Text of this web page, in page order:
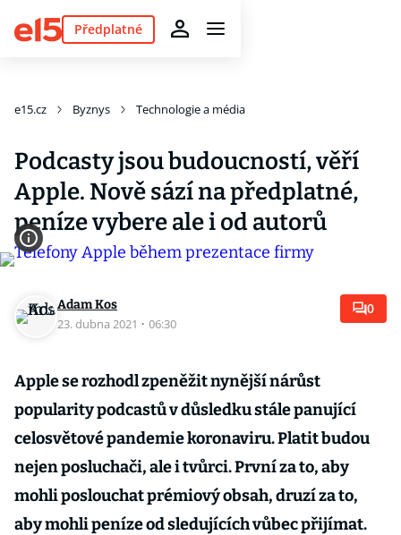
Předplatné
e15.cz Byznys Technologie a média
Podcasty jsou budoucností, věří
Apple. Nově sází na předplatné,
peníze vybere ale i od autorů
Adam Kos
23. dubna 2021 · 06:30
0
Apple se rozhodl zpeněžit nynější nárůst
popularity podcastů v důsledku stále panující
celosvětové pandemie koronaviru. Platit budou
nejen posluchači, ale i tvůrci. První za to, aby
mohli poslouchat prémiový obsah, druzí za to,
aby mohli peníze od sledujících vůbec přijímat.